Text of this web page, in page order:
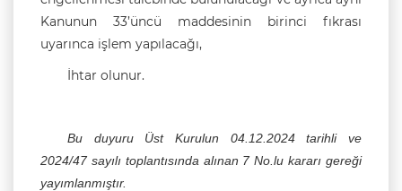
Kanunun 33’üncü maddesinin birinci fıkrası
uyarınca işlem yapılacağı,
İhtar olunur.
Bu duyuru Üst Kurulun 04.12.2024 tarihli ve
2024/47 sayılı toplantısında alınan 7 No.lu kararı gereği
yayımlanmıştır.